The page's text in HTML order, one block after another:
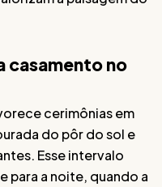
casamento no
cerimônias em
do pôr do sol e
Esse intervalo
para a noite, quando a